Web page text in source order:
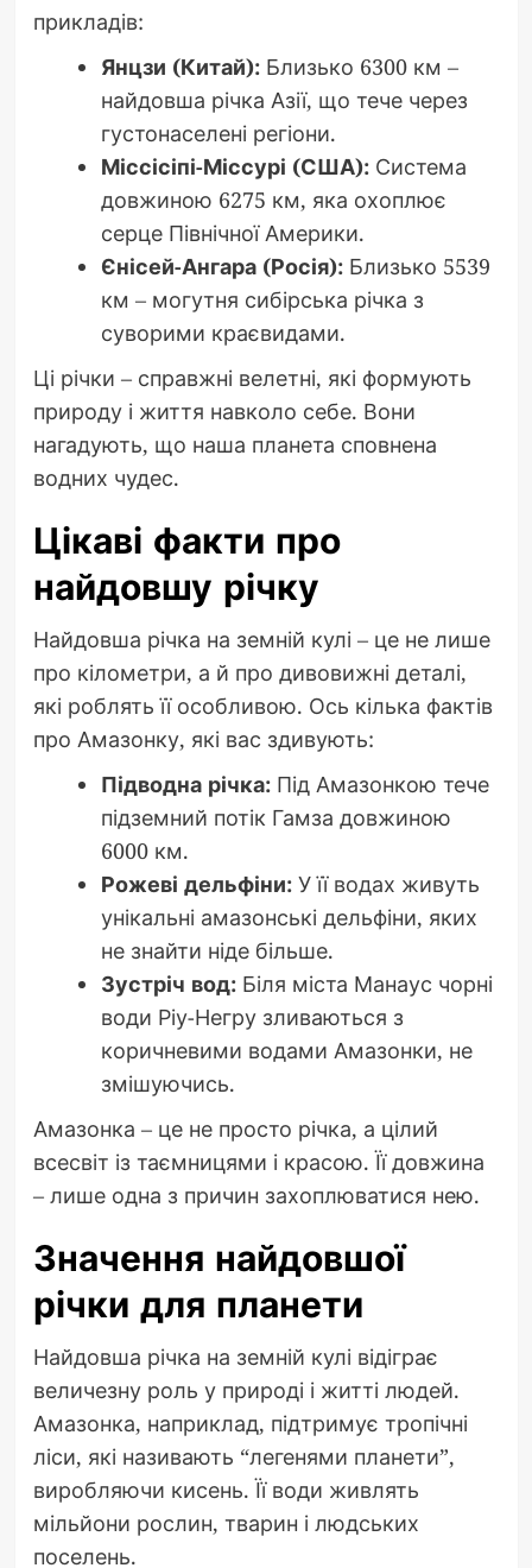
прикладів:
Янцзи (Китай):Близько 6300 км –
найдовша річка Азії, що тече через
густонаселені регіони.
Міссісіпі-Міссурі (США):Система
довжиною 6275 км, яка охоплює
серце Північної Америки.
Єнісей-Ангара (Росія):Близько 5539
км – могутня сибірська річка з
суворими краєвидами.
Ці річки – справжні велетні, які формують
природу і життя навколо себе. Вони
нагадують, що наша планета сповнена
водних чудес.
Цікаві факти про
найдовшу річку
Найдовша річка на земній кулі – це не лише
про кілометри, а й про дивовижні деталі,
які роблять її особливою. Ось кілька фактів
про Амазонку, які вас здивують:
Підводна річка:Під Амазонкою тече
підземний потік Гамза довжиною
6000 км.
Рожеві дельфіни:У її водах живуть
унікальні амазонські дельфіни, яких
не знайти ніде більше.
Зустріч вод:Біля міста Манаус чорні
води Ріу-Негру зливаються з
коричневими водами Амазонки, не
змішуючись.
Амазонка – це не просто річка, а цілий
всесвіт із таємницями і красою. Її довжина
– лише одна з причин захоплюватися нею.
Значення найдовшої
річки для планети
Найдовша річка на земній кулі відіграє
величезну роль у природі і житті людей.
Амазонка, наприклад, підтримує тропічні
ліси, які називають “легенями планети”,
виробляючи кисень. Її води живлять
мільйони рослин, тварин і людських
поселень.